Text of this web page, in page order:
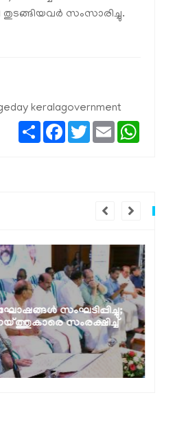
സംസാരിച്ചു.
keralagovernment
ShareFacebook
TwitterEmail
സംഘടിപ്പിച്ചു;
സംരക്ഷിച്ച്